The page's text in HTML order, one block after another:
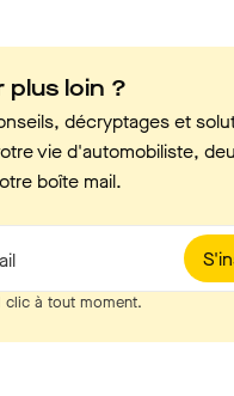
plus loin ?
décryptages et
vie d'automobiliste,
boîte mail.
clic à tout moment.